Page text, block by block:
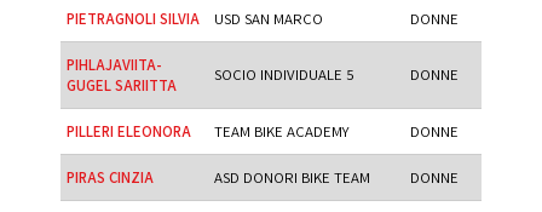
PIETRAGNOLI SILVIA USD SAN MARCO DONNE
PIHLAJAVIITA-
GUGEL SARIITTA
SOCIO INDIVIDUALE 5 DONNE
PILLERI ELEONORA TEAM BIKE ACADEMY DONNE
PIRAS CINZIA ASD DONORI BIKE TEAM DONNE